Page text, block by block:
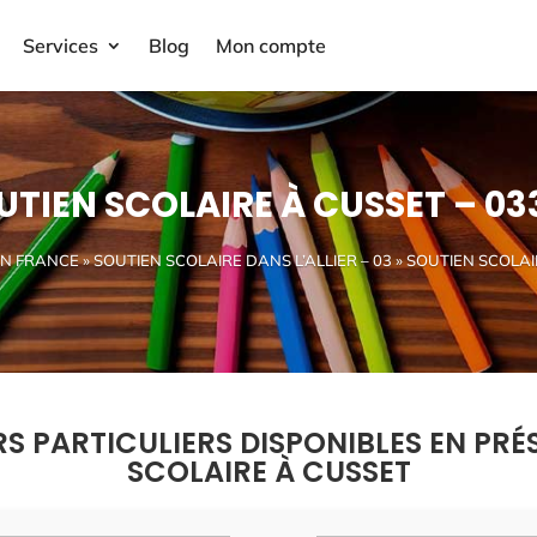
Services Blog Mon compte
SCOLAIRE À CUSSET –
FRANCE»SOUTIEN SCOLAIRE DANS L’ALLIER – 03» SOUTIEN
PARTICULIERS DISPONIBLES EN
SCOLAIRE À CUSSET